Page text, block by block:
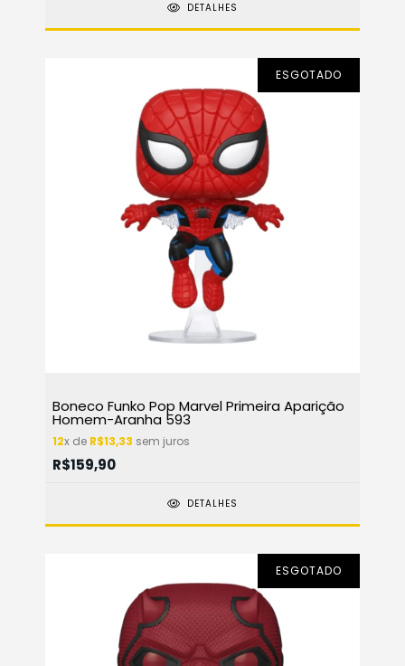
DETALHES
ESGOTADO
Boneco Funko Pop Marvel Primeira Aparição
Homem-Aranha 593
12x de R$13,33 sem juros
R$159,90
DETALHES
ESGOTADO